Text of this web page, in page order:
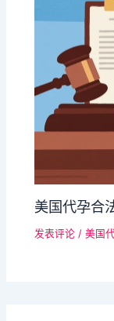
美国代孕合
发表评论 /美国